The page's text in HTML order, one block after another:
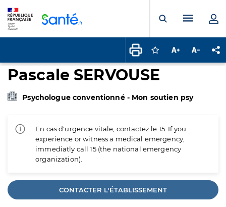
Ouvrir laMenu
Connectez-vous
Augmenter la
Pascale SERVOUSE
Psychologue conventionné - Mon soutien psy
En cas d'urgence vitale, contactez le 15. If you
experience or witness a medical emergency,
immediatly call 15 (the national emergency
organization).
CONTACTER L'ÉTABLISSEMENT